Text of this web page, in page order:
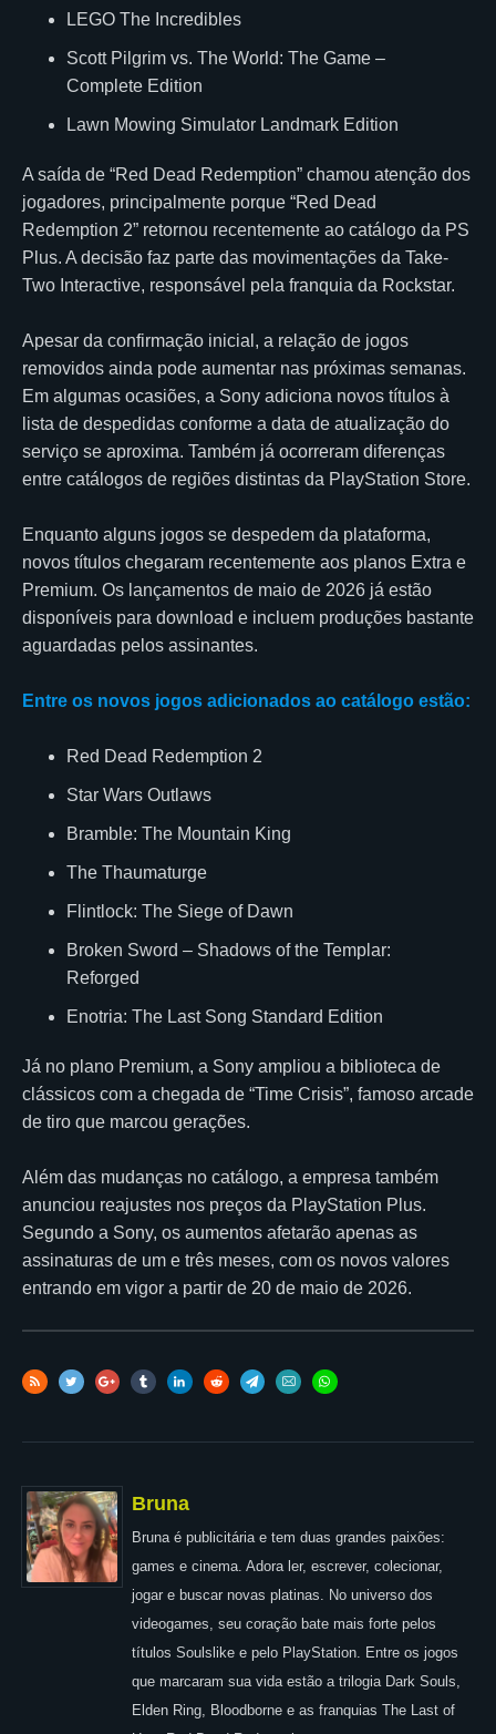
LEGO The Incredibles
Scott Pilgrim vs. The World: The Game –
Complete Edition
Lawn Mowing Simulator Landmark Edition
A saída de “Red Dead Redemption” chamou atenção dos
jogadores, principalmente porque “Red Dead
Redemption 2” retornou recentemente ao catálogo da PS
Plus. A decisão faz parte das movimentações da Take-
Two Interactive, responsável pela franquia da Rockstar.
Apesar da confirmação inicial, a relação de jogos
removidos ainda pode aumentar nas próximas semanas.
Em algumas ocasiões, a Sony adiciona novos títulos à
lista de despedidas conforme a data de atualização do
serviço se aproxima. Também já ocorreram diferenças
entre catálogos de regiões distintas da PlayStation Store.
Enquanto alguns jogos se despedem da plataforma,
novos títulos chegaram recentemente aos planos Extra e
Premium. Os lançamentos de maio de 2026 já estão
disponíveis para download e incluem produções bastante
aguardadas pelos assinantes.
Entre os novos jogos adicionados ao catálogo estão:
Red Dead Redemption 2
Star Wars Outlaws
Bramble: The Mountain King
The Thaumaturge
Flintlock: The Siege of Dawn
Broken Sword – Shadows of the Templar:
Reforged
Enotria: The Last Song Standard Edition
Já no plano Premium, a Sony ampliou a biblioteca de
clássicos com a chegada de “Time Crisis”, famoso arcade
de tiro que marcou gerações.
Além das mudanças no catálogo, a empresa também
anunciou reajustes nos preços da PlayStation Plus.
Segundo a Sony, os aumentos afetarão apenas as
assinaturas de um e três meses, com os novos valores
entrando em vigor a partir de 20 de maio de 2026.
Bruna
Bruna é publicitária e tem duas grandes paixões:
games e cinema. Adora ler, escrever, colecionar,
jogar e buscar novas platinas. No universo dos
videogames, seu coração bate mais forte pelos
títulos Soulslike e pelo PlayStation. Entre os jogos
que marcaram sua vida estão a trilogia Dark Souls,
Elden Ring, Bloodborne e as franquias The Last of